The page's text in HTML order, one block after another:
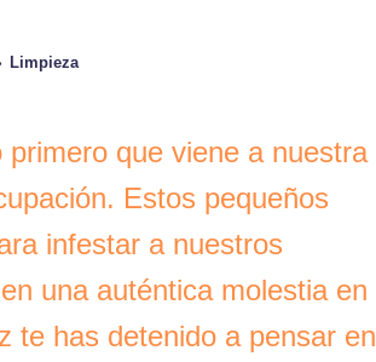
Limpieza
que viene a nuestra
Estos pequeños
infestar a nuestros
una auténtica molestia en
te has detenido a pensar en